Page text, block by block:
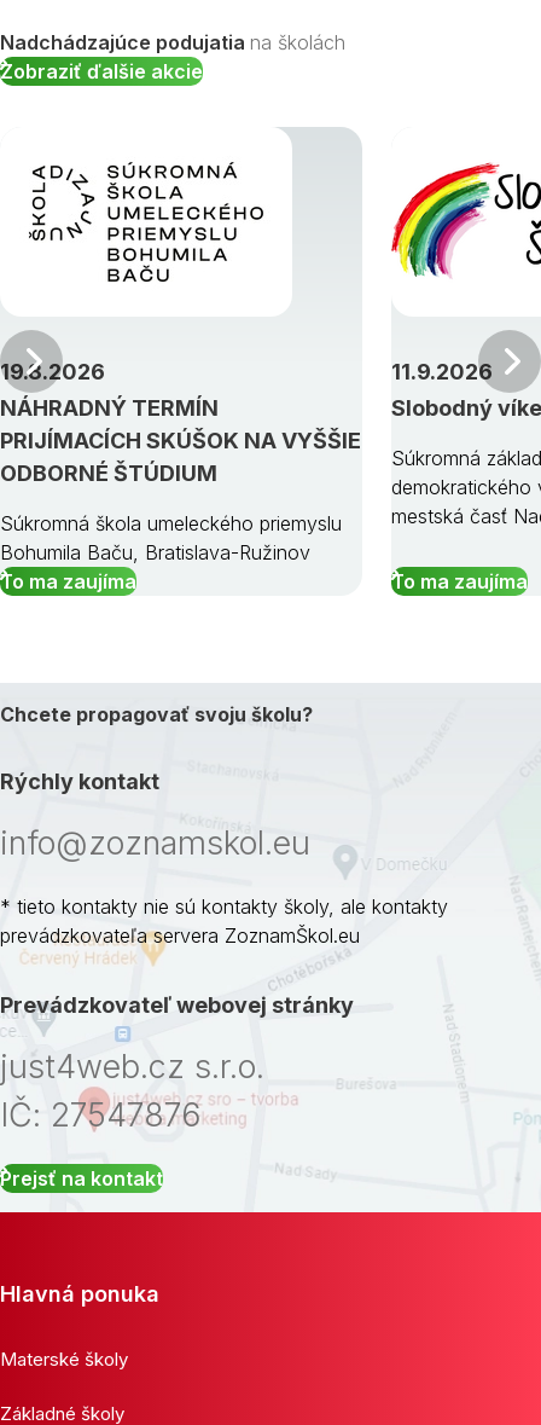
Nadchádzajúce podujatia na školách
Zobraziť ďalšie akcie
NÁHRADNÝ TERMÍN
PRIJÍMACÍCH SKÚŠOK NA VYŠŠIE
ODBORNÉ ŠTÚDIUM
19.8.2026
Súkromná škola umeleckého priemyslu
Bohumila Baču, Bratislava-Ružinov
To ma zaujíma
Slobodný
11.9.2026
Súkromná
demokratického
mestská časť
To ma zaujíma
Predchádzajúci
Chcete propagovať svoju školu?
Rýchly kontakt
info@zoznamskol.eu
* tieto kontakty nie sú kontakty školy, ale kontakty
prevádzkovateľa servera ZoznamŠkol.eu
Prevádzkovateľ webovej stránky
just4web.cz s.r.o.
IČ: 27547876
Prejsť na kontakt
Hlavná ponuka
Materské školy
Základné školy